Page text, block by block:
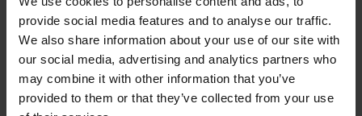
provide social media features and to analyse our traffic.
We also share information about your use of our site with
our social media, advertising and analytics partners who
may combine it with other information that you’ve
provided to them or that they’ve collected from your use